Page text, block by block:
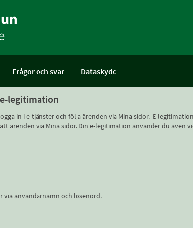
Frågor och svar Dataskydd
legitimation
in i e-tjänster och följa ärenden via Mina sidor. E-
ärenden via Mina sidor. Din e-legitimation använder du även
via användarnamn och lösenord.